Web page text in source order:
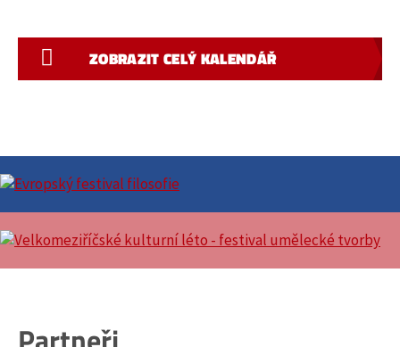
ZOBRAZIT CELÝ KALENDÁŘ